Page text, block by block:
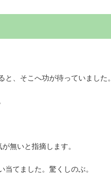
、そこへ功が待っていました。
無いと指摘します。
てました。驚くしのぶ。